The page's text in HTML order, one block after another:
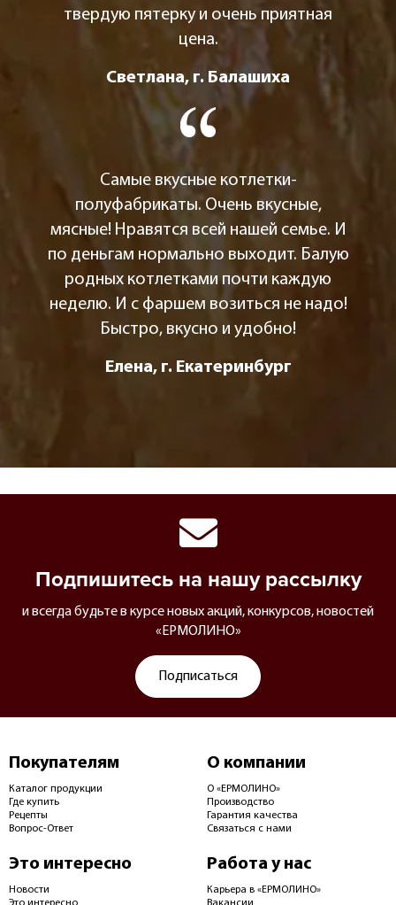
твердую пятерку и очень приятная
цена.
Светлана, г. Балашиха
Самые вкусные котлетки-
полуфабрикаты. Очень вкусные,
мясные! Нравятся всей нашей семье. И
по деньгам нормально выходит. Балую
родных котлетками почти каждую
неделю. И с фаршем возиться не надо!
Быстро, вкусно и удобно!
Елена, г. Екатеринбург
Подпишитесь на нашу рассылку
и всегда будьте в курсе новых акций, конкурсов, новостей
«ЕРМОЛИНО»
Подписаться
Покупателям
Каталог продукции
Где купить
Рецепты
Вопрос-Ответ
О компании
О «ЕРМОЛИНО»
Производство
Гарантия качества
Связаться с нами
Это интересно
Новости
Работа у нас
Карьера в «ЕРМОЛИНО»